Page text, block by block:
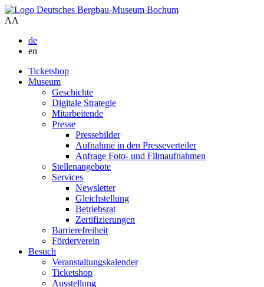
AA
de
en
Ticketshop
Museum
Geschichte
Digitale Strategie
Mitarbeitende
Presse
Pressebilder
Aufnahme in den Presseverteiler
Anfrage Foto- und Filmaufnahmen
Stellenangebote
Services
Newsletter
Gleichstellung
Betriebsrat
Zertifizierungen
Barrierefreiheit
Förderverein
Besuch
Veranstaltungskalender
Ticketshop
Ausstellung